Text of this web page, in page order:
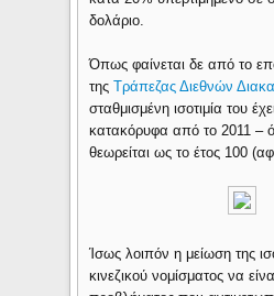
δολάριο.
Όπως φαίνεται δε από το
τηςΤράπεζας Διεθνών
σταθμισμένη ισοτιμία του
κατακόρυφα από το 2011 –
θεωρείται ως το έτος 100
Ίσως λοιπόν η μείωση της
κινεζικού νομίσματος να